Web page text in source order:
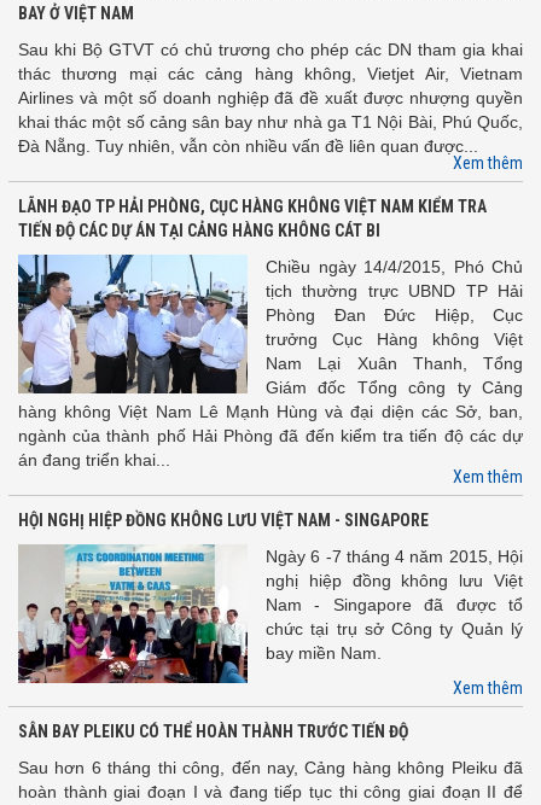
BAY Ở VIỆT NAM
Sau khi Bộ GTVT có chủ trương cho phép các DN tham gia khai
thác thương mại các cảng hàng không, Vietjet Air, Vietnam
Airlines và một số doanh nghiệp đã đề xuất được nhượng quyền
khai thác một số cảng sân bay như nhà ga T1 Nội Bài, Phú Quốc,
Đà Nẵng. Tuy nhiên, vẫn còn nhiều vấn đề liên quan được...
Xem thêm
LÃNH ĐẠO TP HẢI PHÒNG, CỤC HÀNG KHÔNG VIỆT NAM KIỂM TRA
TIẾN ĐỘ CÁC DỰ ÁN TẠI CẢNG HÀNG KHÔNG CÁT BI
Chiều ngày 14/4/2015, Phó Chủ
tịch thường trực UBND TP Hải
Phòng Đan Đức Hiệp, Cục
trưởng Cục Hàng không Việt
Nam Lại Xuân Thanh, Tổng
Giám đốc Tổng công ty Cảng
hàng không Việt Nam Lê Mạnh Hùng và đại diện các Sở, ban,
ngành của thành phố Hải Phòng đã đến kiểm tra tiến độ các dự
án đang triển khai...
Xem thêm
HỘI NGHỊ HIỆP ĐỒNG KHÔNG LƯU VIỆT NAM - SINGAPORE
Ngày 6 -7 tháng 4 năm 2015, Hội
nghị hiệp đồng không lưu Việt
Nam - Singapore đã được tổ
chức tại trụ sở Công ty Quản lý
bay miền Nam.
Xem thêm
SÂN BAY PLEIKU CÓ THỂ HOÀN THÀNH TRƯỚC TIẾN ĐỘ
Sau hơn 6 tháng thi công, đến nay, Cảng hàng không Pleiku đã
hoàn thành giai đoạn I và đang tiếp tục thi công giai đoạn II để